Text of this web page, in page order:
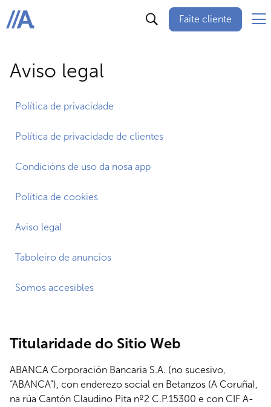
ABANCA
Faite cliente
Aviso legal
Política de privacidade
Política de privacidade de clientes
Condicións de uso da nosa app
Política de cookies
Aviso legal
Taboleiro de anuncios
Somos accesibles
Titularidade do Sitio Web
ABANCA Corporación Bancaria S.A. (no sucesivo,
“ABANCA”), con enderezo social en Betanzos (A Coruña),
na rúa Cantón Claudino Pita nº2 C.P.15300 e con CIF A-